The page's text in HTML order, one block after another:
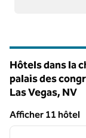
Hôtels dans la
palais des
Las Vegas, NV
Afficher 11 hôtel
Afficher 11 hôtel
1 sur 12